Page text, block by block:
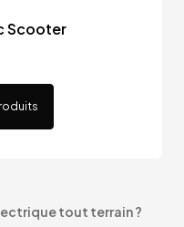
Scooter
tout terrain ?